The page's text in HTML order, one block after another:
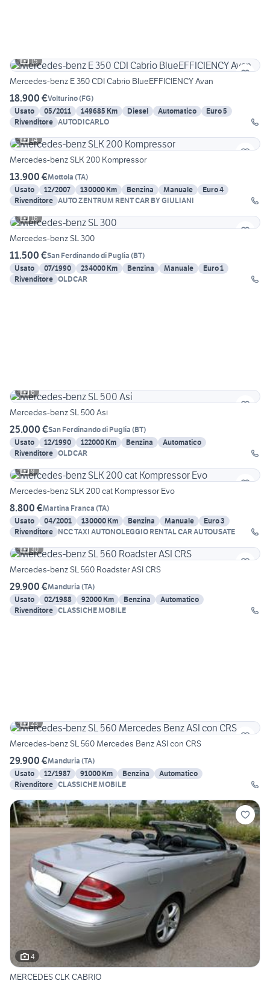
15
Mercedes-benz E 350 CDI Cabrio BlueEFFICIENCY Avan
18.900 €Volturino(FG)
Usato
05/2011 149685 Km Diesel Automatico
Euro 5
Rivenditore AUTODICARLO
14
Mercedes-benz SLK 200 Kompressor
13.900 €Mottola (TA)
Usato
12/2007 130000 Km Benzina Manuale
Euro 4
Rivenditore AUTO ZENTRUM RENT CAR BY GIULIANI
16
Mercedes-benz SL 300
11.500 €San Ferdinando di Puglia (BT)
Usato
07/1990 234000 Km Benzina Manuale
Euro 1
Rivenditore OLDCAR
6
Mercedes-benz SL 500 Asi
25.000 €San Ferdinando di Puglia (BT)
Usato
12/1990 122000 Km Benzina
Automatico
Rivenditore OLDCAR
9
Mercedes-benz SLK 200 cat Kompressor Evo
8.800 €Martina Franca (TA)
Usato
04/2001 130000 Km Benzina Manuale
Euro 3
Rivenditore NCC TAXI AUTONOLEGGIO RENTAL CAR AUTOUSATE
30
Mercedes-benz SL 560 Roadster ASI CRS
29.900 €Manduria (TA)
Usato
02/1988 92000 Km Benzina
Automatico
Rivenditore CLASSICHE MOBILE
23
Mercedes-benz SL 560 Mercedes Benz ASI con CRS
29.900 €Manduria (TA)
Usato
12/1987 91000 Km Benzina
Automatico
Rivenditore CLASSICHE MOBILE
4
MERCEDES CLK CABRIO